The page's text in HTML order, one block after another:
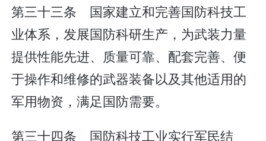
第三十三条 国家建立和完善国防科技工
业体系，发展国防科研生产，为武装力量
提供性能先进、质量可靠、配套完善、便
于操作和维修的武器装备以及其他适用的
军用物资，满足国防需要。
第三十四条 国防科技工业实行军民结